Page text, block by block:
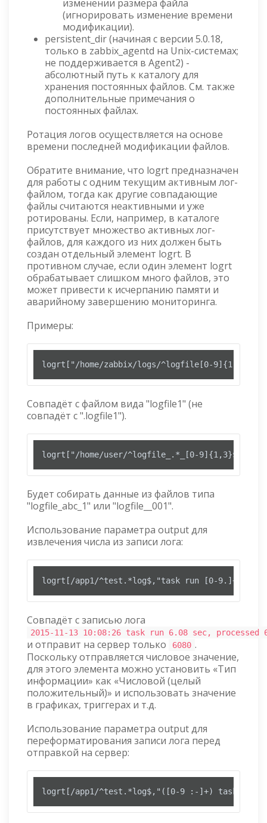
изменении размера файла
(игнорировать изменение времени
модификации).
persistent_dir (начиная с версии 5.0.18,
только в zabbix_agentd на Unix-системах;
не поддерживается в Agent2) -
абсолютный путь к каталогу для
хранения постоянных файлов. См. также
дополнительные примечания о
постоянных файлах.
Ротация логов осуществляется на основе
времени последней модификации файлов.
Обратите внимание, что logrt предназначен
для работы с одним текущим активным лог-
файлом, тогда как другие совпадающие
файлы считаются неактивными и уже
ротированы. Если, например, в каталоге
присутствует множество активных лог-
файлов, для каждого из них должен быть
создан отдельный элемент logrt. В
противном случае, если один элемент logrt
обрабатывает слишком много файлов, это
может привести к исчерпанию памяти и
аварийному завершению мониторинга.
Примеры:
logrt["/home/zabbix/logs/^logfile[0-
Совпадёт с файлом вида "logfile1" (не
совпадёт с ".logfile1").
logrt["/home/user/^logfile_.*_[0-
Будет собирать данные из файлов типа
"logfile_abc_1" или "logfile__001".
Использование параметра output для
извлечения числа из записи лога:
logrt[/app1/^test.*log$,"task run [0-9.]+
Совпадёт с записью лога
2015-11-13 10:08:26 task run 6.08 sec,
и отправит на сервер только 6080 .
Поскольку отправляется числовое значение,
для этого элемента можно установить «Тип
информации» как «Числовой (целый
положительный)» и использовать значение
в графиках, триггерах и т.д.
Использование параметра output для
переформатирования записи лога перед
отправкой на сервер:
logrt[/app1/^test.*log$,"([0-9 :-]+) task run